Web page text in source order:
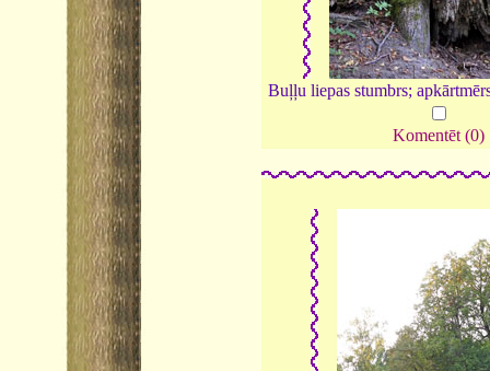
Buļļu liepas stumbrs;
Komentēt (0)